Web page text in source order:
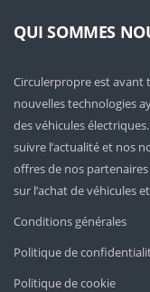
QUI SOMMES
Circulerpropre est avant
nouvelles technologies
des véhicules
suivre l’actualité et nos
offres de nos
sur l’achat de véhicules
Conditions générales
Politique de
Politique de cookie